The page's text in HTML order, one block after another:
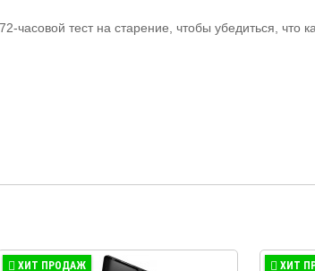
часовой тест на старение, чтобы убедиться, что
ХИТ ПРОДАЖ ХИТ